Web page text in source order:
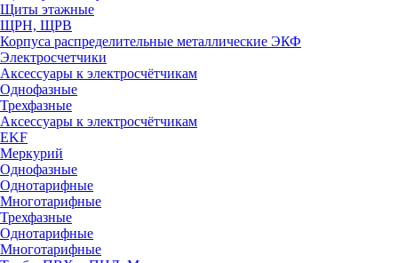
Щиты этажные
ЩРН, ЩРВ
Корпуса распределительные металлические ЭКФ
Электросчетчики
Аксессуары к электросчётчикам
Однофазные
Трехфазные
Аксессуары к электросчётчикам
EKF
Меркурий
Однофазные
Однотарифные
Многотарифные
Трехфазные
Однотарифные
Многотарифные